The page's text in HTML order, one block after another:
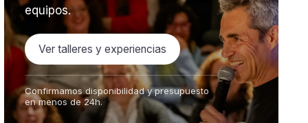
equipos.
Ver talleres y experiencias
Confirmamos disponibilidad y presupuesto
en menos de 24h.